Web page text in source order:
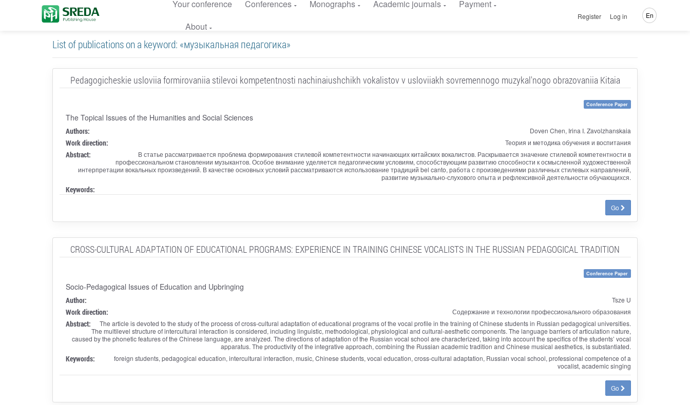
Your conference Conferences Monographs Academic journals
Payment
About
Register Log in En
List of publications on a keyword: «музыкальная педагогика»
Pedagogicheskie usloviia formirovaniia stilevoi kompetentnosti nachinaiushchikh vokalistov v usloviiakh sovremennogo muzykal'nogo obrazovaniia Kitaia
Conference Paper
The Topical Issues of the Humanities and Social Sciences
Authors: Doven Chen, Irina I. Zavolzhanskaia
Work direction: Теория и методика обучения и воспитания
Abstract:
В статье рассматривается проблема формирования стилевой компетентности начинающих китайских вокалистов. Раскрывается значение стилевой компетентности в
профессиональном становлении музыкантов. Особое внимание уделяется педагогическим условиям, способствующим развитию способности к осмысленной художественной
интерпретации вокальных произведений. В качестве основных условий рассматриваются использование традиций bel canto, работа с произведениями различных стилевых направлений,
развитие музыкально-слухового опыта и рефлексивной деятельности обучающихся.
Keywords:
Go
CROSS-CULTURAL ADAPTATION OF EDUCATIONAL PROGRAMS: EXPERIENCE IN TRAINING CHINESE VOCALISTS IN THE RUSSIAN PEDAGOGICAL TRADITION
Conference Paper
Socio-Pedagogical Issues of Education and Upbringing
Author: Tsze U
Work direction: Содержание и технологии профессионального образования
Abstract:
The article is devoted to the study of the process of cross-cultural adaptation of educational programs of the vocal profile in the training of Chinese students in Russian pedagogical universities.
The multilevel structure of intercultural interaction is considered, including linguistic, methodological, physiological and cultural-aesthetic components. The language barriers of articulation nature,
caused by the phonetic features of the Chinese language, are analyzed. The directions of adaptation of the Russian vocal school are characterized, taking into account the specifics of the students’ vocal
apparatus. The productivity of the integrative approach, combining the Russian academic tradition and Chinese musical aesthetics, is substantiated.
Keywords:
foreign students, pedagogical education, intercultural interaction, music, Chinese students, vocal education, cross-cultural adaptation, Russian vocal school, professional competence of a
vocalist, academic singing
Go